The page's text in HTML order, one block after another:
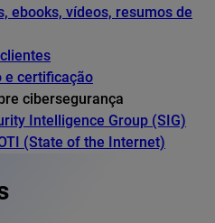
ebooks, vídeos, resumos de
e certificação
cibersegurança
Intelligence Group (SIG)
(State of the Internet)